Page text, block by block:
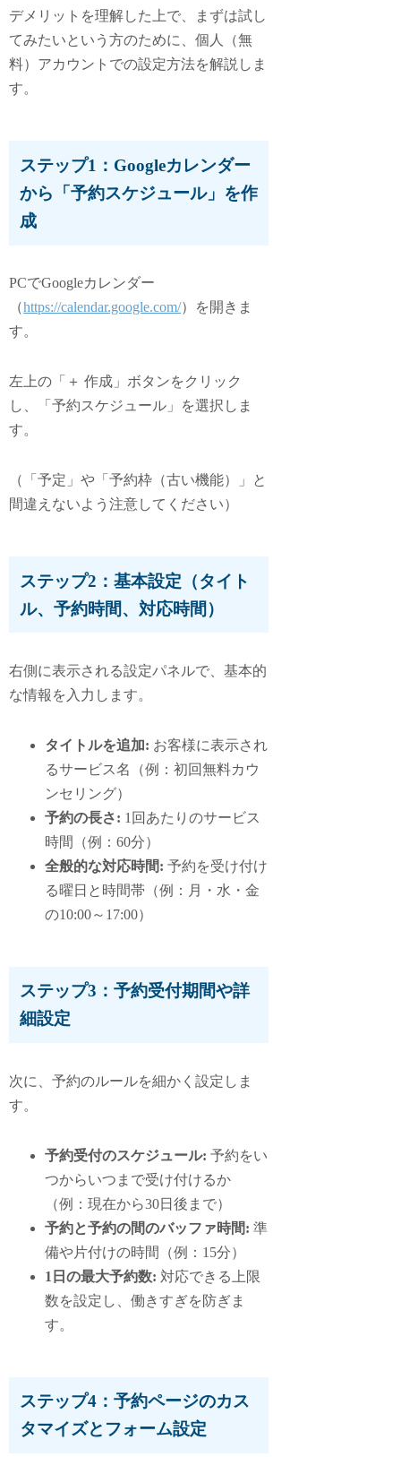
デメリットを理解した上で、まずは試し
てみたいという方のために、個人（無
料）アカウントでの設定方法を解説しま
す。
ステップ1：Googleカレンダー
から「予約スケジュール」を作
成
PCでGoogleカレンダー
（https://calendar.google.com/）を開きま
す。
左上の「＋ 作成」ボタンをクリック
し、「予約スケジュール」を選択しま
す。
（「予定」や「予約枠（古い機能）」と
間違えないよう注意してください）
ステップ2：基本設定（タイト
ル、予約時間、対応時間）
右側に表示される設定パネルで、基本的
な情報を入力します。
タイトルを追加: お客様に表示され
るサービス名（例：初回無料カウ
ンセリング）
予約の長さ: 1回あたりのサービス
時間（例：60分）
全般的な対応時間: 予約を受け付け
る曜日と時間帯（例：月・水・金
の10:00～17:00）
ステップ3：予約受付期間や詳
細設定
次に、予約のルールを細かく設定しま
す。
予約受付のスケジュール: 予約をい
つからいつまで受け付けるか
（例：現在から30日後まで）
予約と予約の間のバッファ時間: 準
備や片付けの時間（例：15分）
1日の最大予約数: 対応できる上限
数を設定し、働きすぎを防ぎま
す。
ステップ4：予約ページのカス
タマイズとフォーム設定